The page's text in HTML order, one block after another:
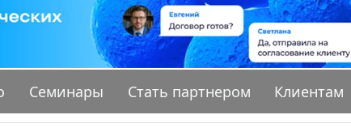
Семинары Стать партнером Клиентам